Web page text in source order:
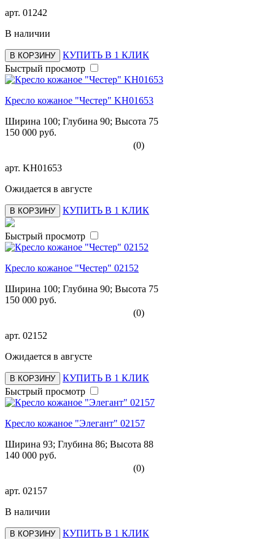
арт. 01242
В наличии
В КОРЗИНУ
КУПИТЬ В 1 КЛИК
Быстрый просмотр
Кресло кожаное "Честер" KH01653
Ширина 100; Глубина 90; Высота 75
150 000 руб.
(0)
арт. KH01653
Ожидается в августе
В КОРЗИНУ КУПИТЬ В 1 КЛИК
Быстрый просмотр
Кресло кожаное "Честер" 02152
Ширина 100; Глубина 90; Высота 75
150 000 руб.
(0)
арт. 02152
Ожидается в августе
В КОРЗИНУ
КУПИТЬ В 1 КЛИК
Быстрый просмотр
Кресло кожаное "Элегант" 02157
Ширина 93; Глубина 86; Высота 88
140 000 руб.
(0)
арт. 02157
В наличии
В КОРЗИНУ
КУПИТЬ В 1 КЛИК